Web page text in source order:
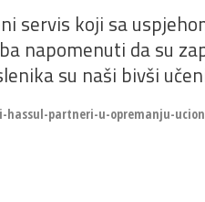
servis koji sa
napomenuti da su
su naši bivši
partneri-u-opremanju-